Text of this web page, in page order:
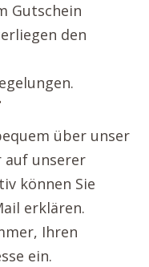
Gutschein
den
über unser
unserer
können Sie
erklären.
Ihren
ein.